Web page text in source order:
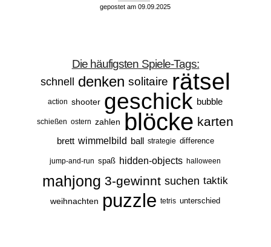
gepostet am 09.09.2025
Die häufigsten Spiele-Tags:
schnell denken solitaire rätsel
action shooter geschick bubble
schießen ostern zahlen blöcke karten
brett wimmelbild ball strategie difference
jump-and-run spaß hidden-objects halloween
mahjong 3-gewinnt suchen taktik
weihnachten puzzle tetris unterschied